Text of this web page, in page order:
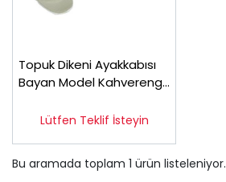
Topuk Dikeni Ayakkabısı
Bayan Model Kahverengi
Lütfen Teklif İsteyin
Bu aramada toplam 1 ürün listeleniyor.